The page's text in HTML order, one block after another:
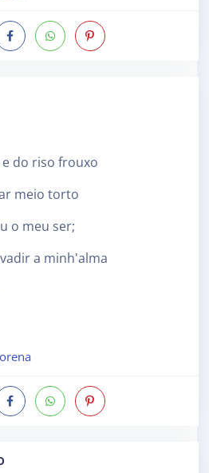
do riso frouxo
meio torto
o meu ser;
a minh'alma